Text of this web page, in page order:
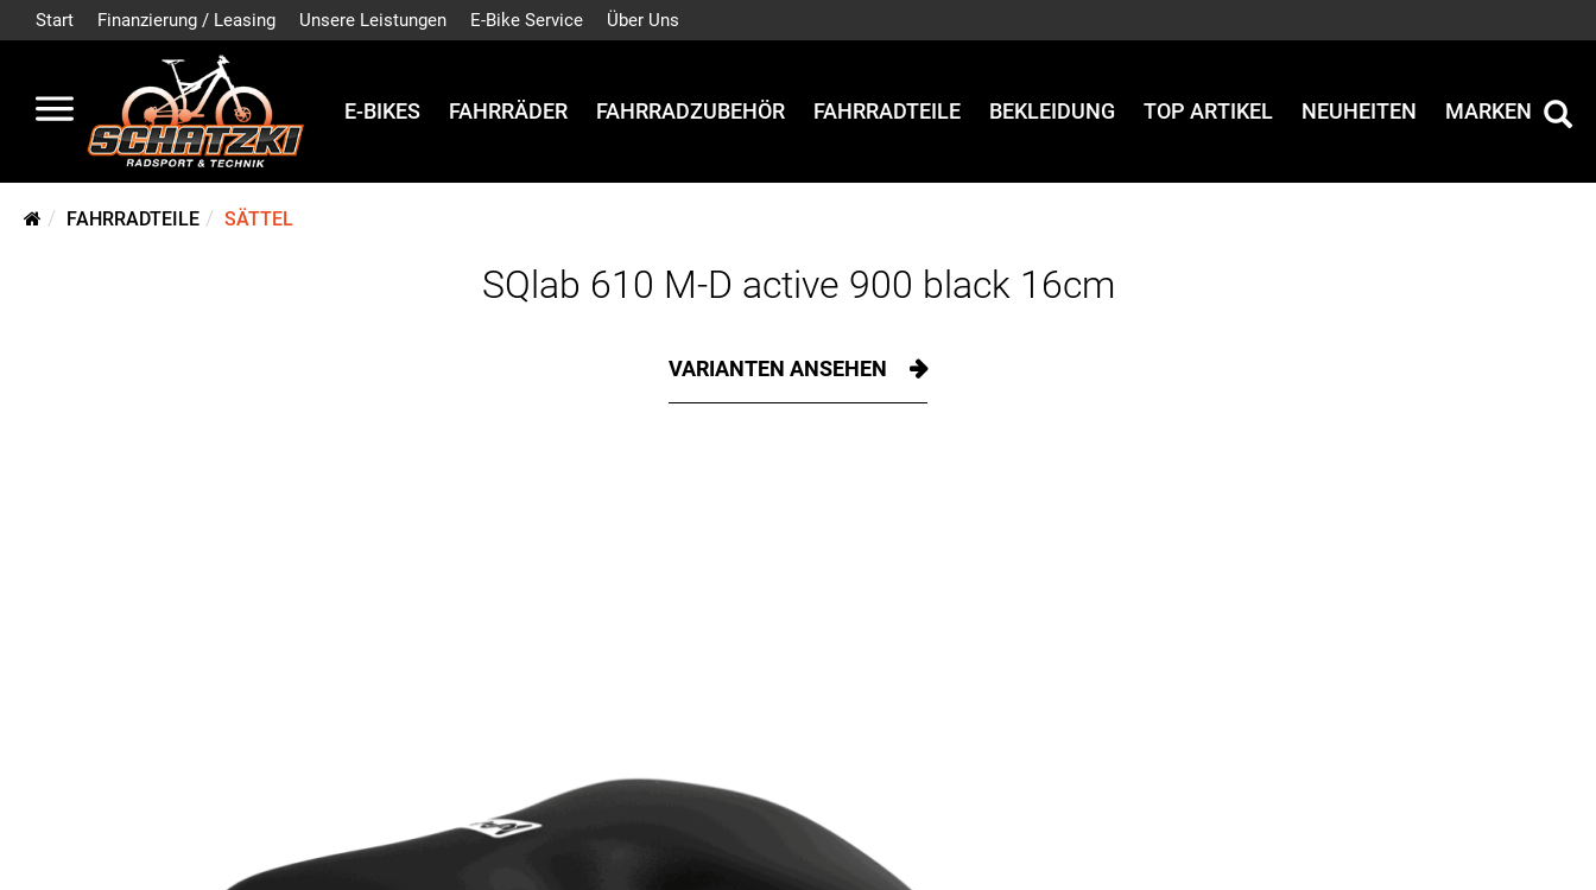
Start Finanzierung / Leasing Unsere Leistungen E-Bike Service Über Uns
E-BIKES FAHRRÄDER FAHRRADZUBEHÖR FAHRRADTEILE BEKLEIDUNG TOP ARTIKEL NEUHEITEN MARKEN
FAHRRADTEILE SÄTTEL
SQlab 610 M-D active 900 black 16cm
VARIANTEN ANSEHEN